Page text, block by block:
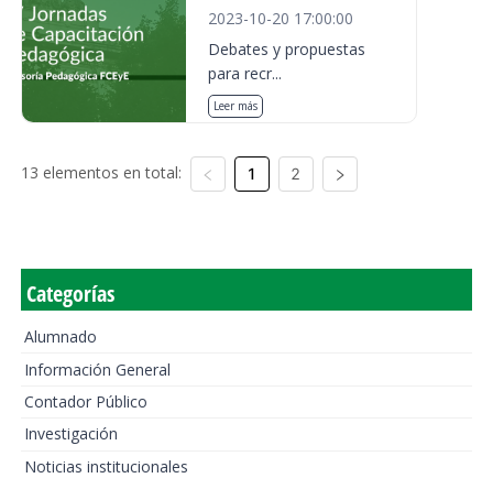
2023-10-20 17:00:00
Debates y propuestas
para recr...
Leer más
13 elementos en total: 1 2
Categorías
Alumnado
Información General
Contador Público
Investigación
Noticias institucionales